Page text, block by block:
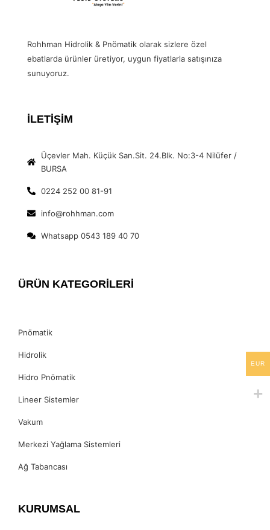
Rohhman Hidrolik & Pnömatik olarak sizlere özel
ebatlarda ürünler üretiyor, uygun fiyatlarla satışınıza
sunuyoruz.
İLETİŞİM
Üçevler Mah. Küçük San.Sit. 24.Blk. No:3-4 Nilüfer /
BURSA
0224 252 00 81-91
info@rohhman.com
Whatsapp 0543 189 40 70
ÜRÜN KATEGORİLERİ
Pnömatik
Hidrolik
Hidro Pnömatik
Lineer Sistemler
Vakum
Merkezi Yağlama Sistemleri
Ağ Tabancası
KURUMSAL
EUR